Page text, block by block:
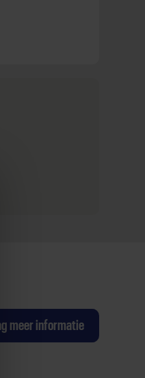
meer informatie